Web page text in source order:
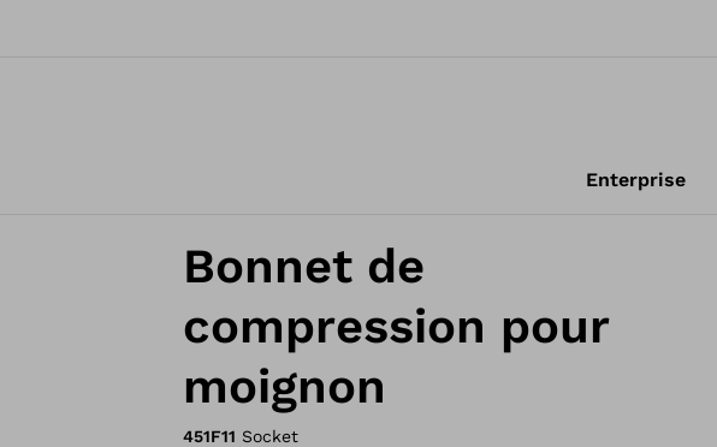
Enterprise
Bonnet de
compression pour
moignon
451F11 Socket